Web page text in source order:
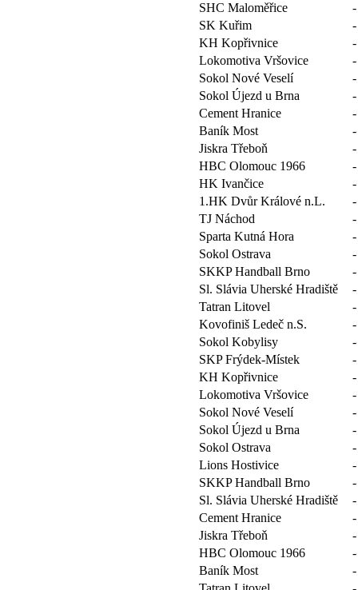
SHC Maloměřice
SK Kuřim
KH Kopřivnice
Lokomotiva Vršovice
Sokol Nové Veselí
Sokol Újezd u Brna
Cement Hranice
Baník Most
Jiskra Třeboň
HBC Olomouc 1966
HK Ivančice
1.HK Dvůr Králové n.L.
TJ Náchod
Sparta Kutná Hora
Sokol Ostrava
SKKP Handball Brno
Sl. Slávia Uherské Hradiště
Tatran Litovel
Kovofiniš Ledeč n.S.
Sokol Kobylisy
SKP Frýdek-Místek
KH Kopřivnice
Lokomotiva Vršovice
Sokol Nové Veselí
Sokol Újezd u Brna
Sokol Ostrava
Lions Hostivice
SKKP Handball Brno
Sl. Slávia Uherské Hradiště
Cement Hranice
Jiskra Třeboň
HBC Olomouc 1966
Baník Most